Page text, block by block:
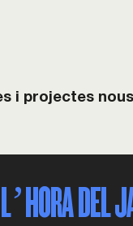
i projectes
DEL